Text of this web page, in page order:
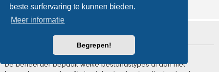
beste surfervaring te kunnen bieden.
Meer informatie
Begrepen!
Omhoog
Welke bijlagen worden toegestaan op dit forum?
De beheerder bepaalt welke bestandstypes al dan niet